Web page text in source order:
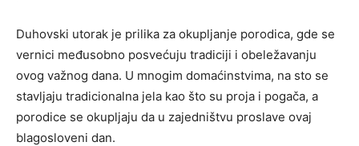
Duhovski utorak je prilika za okupljanje porodica, gde se
vernici međusobno posvećuju tradiciji i obeležavanju
ovog važnog dana. U mnogim domaćinstvima, na sto se
stavljaju tradicionalna jela kao što su proja i pogača, a
porodice se okupljaju da u zajedništvu proslave ovaj
blagosloveni dan.